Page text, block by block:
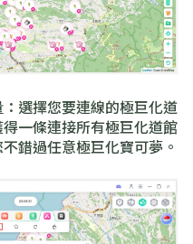
：選擇您要連線的極巨化道
一條連接所有極巨化道館
錯過任意極巨化寶可夢。